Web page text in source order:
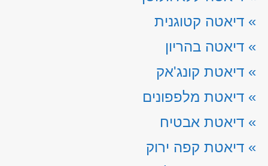
» דיאטה קטוגנית
» דיאטה בהריון
» דיאטת קונג'אק
» דיאטת מלפפונים
» דיאטת אבטיח
» דיאטת קפה ירוק